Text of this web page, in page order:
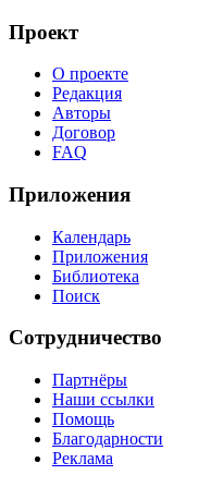
Проект
О проекте
Редакция
Авторы
Договор
FAQ
Приложения
Календарь
Приложения
Библиотека
Поиск
Сотрудничество
Партнёры
Наши ссылки
Помощь
Благодарности
Реклама